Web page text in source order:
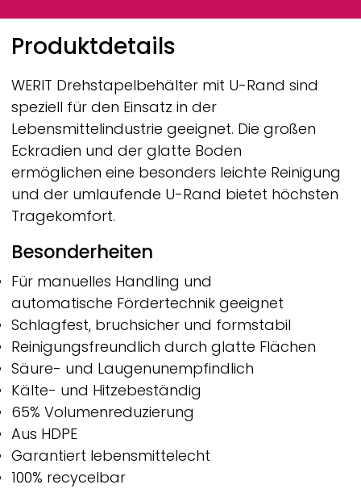
Breadcrumb
Produktdetails
WERIT Drehstapelbehälter mit U-Rand sind
speziell für den Einsatz in der
Lebensmittelindustrie geeignet. Die großen
Eckradien und der glatte Boden
ermöglichen eine besonders leichte Reinigung
und der umlaufende U-Rand bietet höchsten
Tragekomfort.
Besonderheiten
Für manuelles Handling und
automatische Fördertechnik geeignet
Schlagfest, bruchsicher und formstabil
Reinigungsfreundlich durch glatte Flächen
Säure- und Laugenunempfindlich
Kälte- und Hitzebeständig
65% Volumenreduzierung
Aus HDPE
Garantiert lebensmittelecht
100% recycelbar